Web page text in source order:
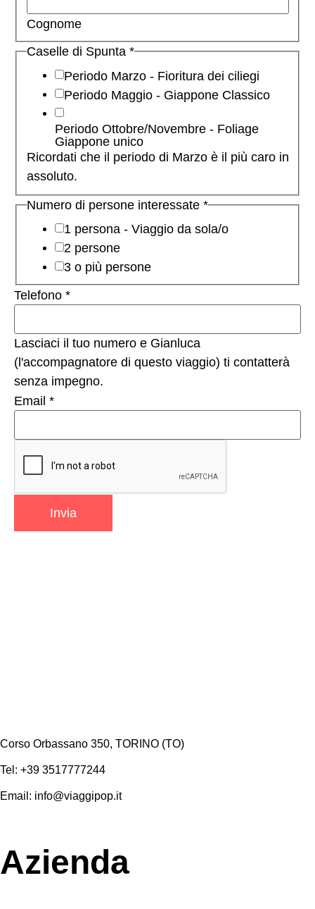
Cognome
Caselle di Spunta *
Periodo Marzo - Fioritura dei ciliegi
Periodo Maggio - Giappone Classico
Periodo Ottobre/Novembre - Foliage
Giappone unico
Ricordati che il periodo di Marzo è il più caro in
assoluto.
Numero di persone interessate *
1 persona - Viaggio da sola/o
2 persone
3 o più persone
Nome
Email
Telefono *
Lasciaci il tuo numero e Gianluca
(l'accompagnatore di questo viaggio) ti contatterà
senza impegno.
Email *
Invia
Corso Orbassano 350, TORINO (TO)
Tel: +39 3517777244
Email: info@viaggipop.it
Azienda